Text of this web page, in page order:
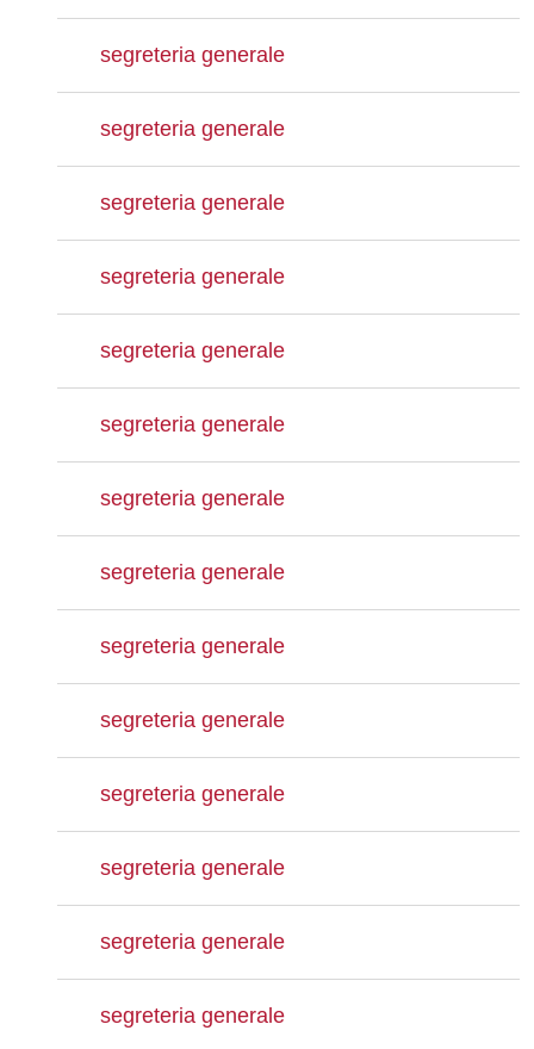
segreteria generale
segreteria generale
segreteria generale
segreteria generale
segreteria generale
segreteria generale
segreteria generale
segreteria generale
segreteria generale
segreteria generale
segreteria generale
segreteria generale
segreteria generale
segreteria generale